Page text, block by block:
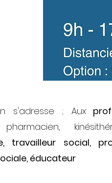
s'adresse ; Aux
travailleur social,
éducateur